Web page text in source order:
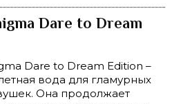
Dare to Dream
Dare to Dream Edition –
вода для гламурных
Она продолжает